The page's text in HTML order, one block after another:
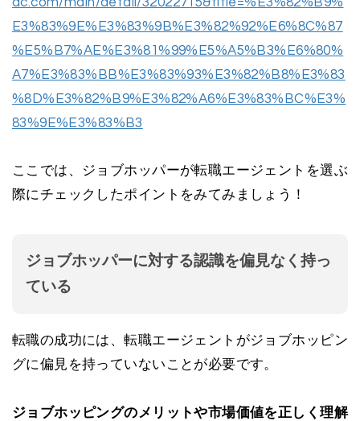
E3%83%9E%E3%83%9B%E3%82%92%E6%8C%87
%E5%B7%AE%E3%81%99%E5%A5%B3%E6%80%
A7%E3%83%BB%E3%83%93%E3%82%B8%E3%83
%8D%E3%82%B9%E3%82%A6%E3%83%BC%E3%
83%9E%E3%83%B3
ここでは、ジョブホッパーが転職エージェントを選ぶ
際にチェックしたポイントをみてみましょう！
ジョブホッパーに対する認識を偏見なく持っ
ている
転職の成功には、転職エージェントがジョブホッピン
グに偏見を持っていないことが必要です。
ジョブホッピングのメリットや市場価値を正しく理解